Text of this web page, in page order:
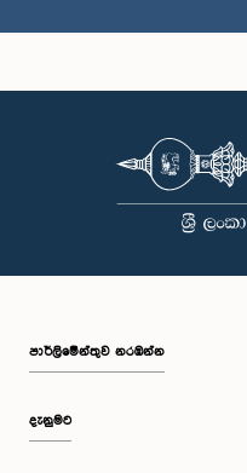
ගරු රෝහිත
පාර්ලි‌මේන්තුව නරඹන්න
දැනුමට